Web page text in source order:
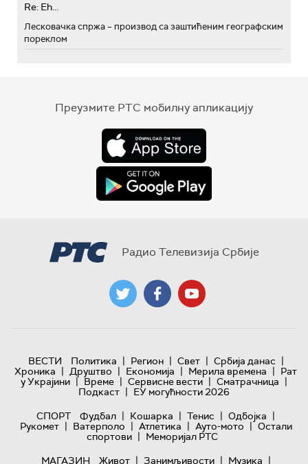
Re: Eh...
Лесковачка спржа – производ са заштићеним географским
пореклом
Преузмите РТС мобилну апликацију
Радио Телевизија Србије
ВЕСТИ Политика | Регион | Свет | Србија данас |
Хроника | Друштво | Економија | Мерила времена | Рат
у Украјини | Време | Сервисне вести | Сматрачница |
Подкаст | ЕУ могућности 2026
СПОРТ
Фудбал | Кошарка | Тенис | Одбојка |
Рукомет | Ватерполо | Атлетика | Ауто-мото | Остали
спортови | Меморијал РТС
МАГАЗИН
Живот | Занимљивости | Музика |